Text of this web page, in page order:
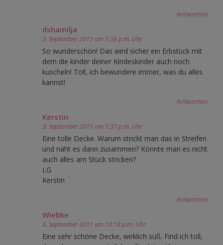
Antworten
dshamilja
3. September 2011 um 7:36 p.m. Uhr
So wunderschön! Das wird sicher ein Erbstück mit
dem die kinder deiner Kindeskinder auch noch
kuscheln! Toll, ich bewundere immer, was du alles
kannst!
Antworten
Kerstin
3. September 2011 um 7:37 p.m. Uhr
Eine tolle Decke. Warum strickt man das in Streifen
und näht es dann zusammen? Könnte man es nicht
auch alles am Stück stricken?
LG
Kerstin
Antworten
Wiebke
3. September 2011 um 10:18 p.m. Uhr
Eine sehr schöne Decke, wirklich süß. Find ich toll,